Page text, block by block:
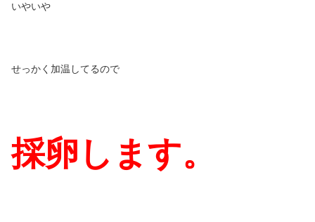
いやいや
せっかく加温してるので
採卵します。